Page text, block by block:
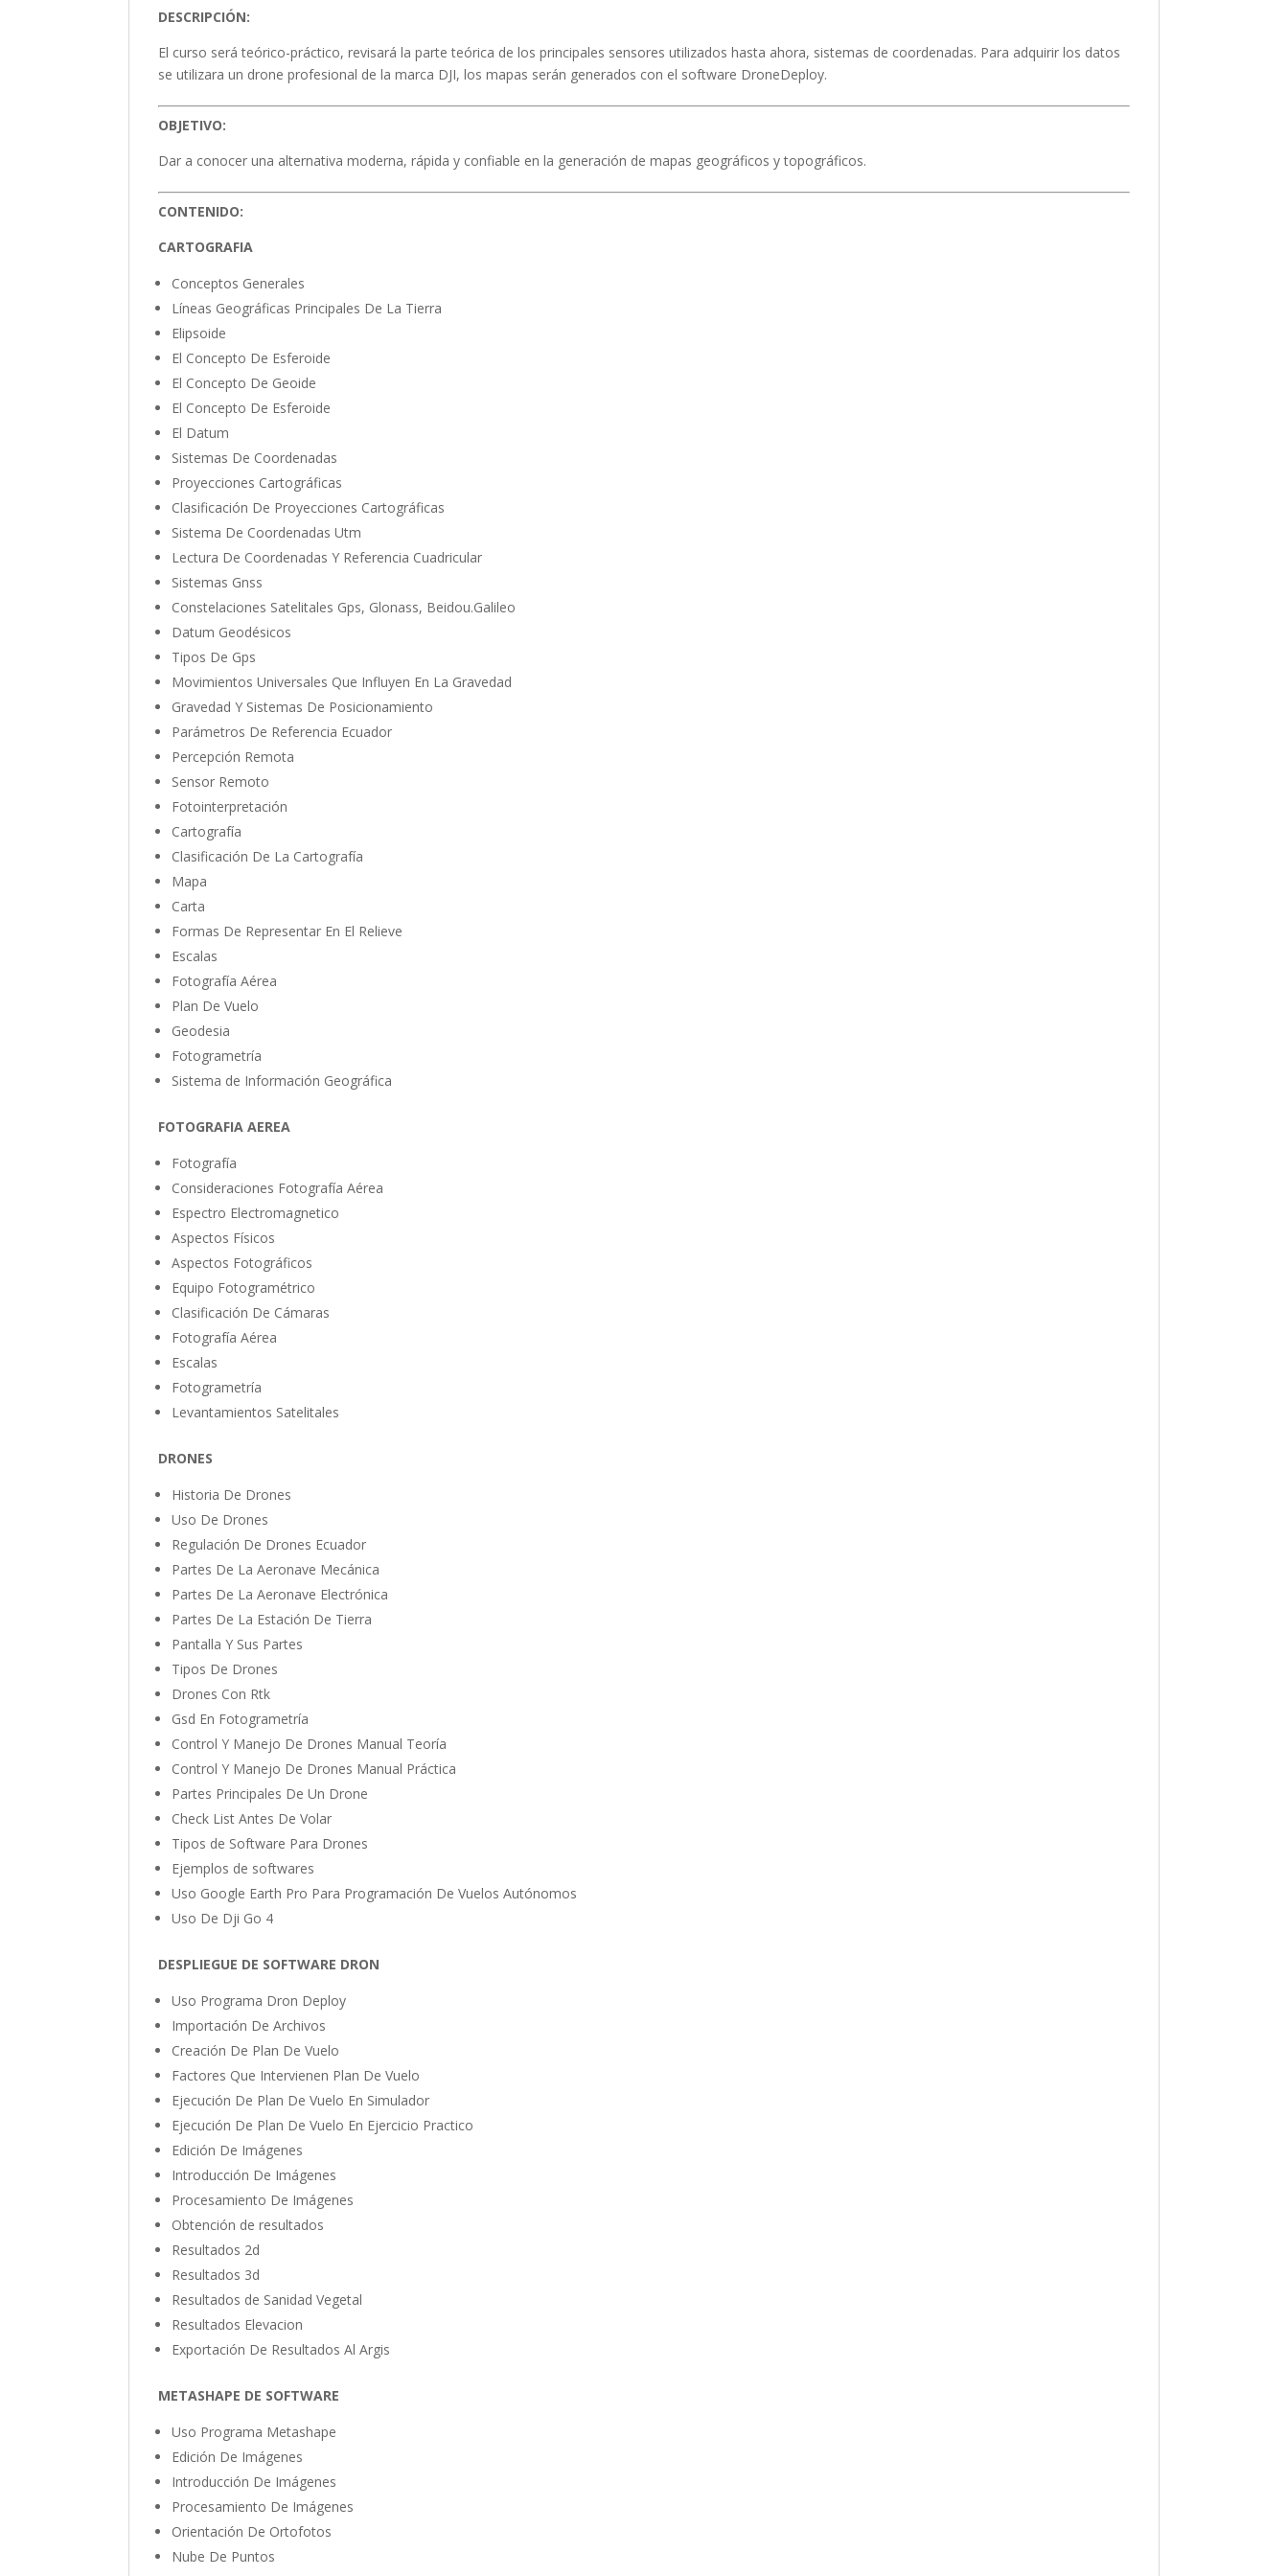
DESCRIPCIÓN:
El curso será teórico-práctico, revisará la parte teórica de los principales sensores utilizados hasta ahora, sistemas de coordenadas. Para adquirir los datos
se utilizara un drone profesional de la marca DJI, los mapas serán generados con el software DroneDeploy.
OBJETIVO:
Dar a conocer una alternativa moderna, rápida y confiable en la generación de mapas geográficos y topográficos.
CONTENIDO:
CARTOGRAFIA
Conceptos Generales
Líneas Geográficas Principales De La Tierra
Elipsoide
El Concepto De Esferoide
El Concepto De Geoide
El Concepto De Esferoide
El Datum
Sistemas De Coordenadas
Proyecciones Cartográficas
Clasificación De Proyecciones Cartográficas
Sistema De Coordenadas Utm
Lectura De Coordenadas Y Referencia Cuadricular
Sistemas Gnss
Constelaciones Satelitales Gps, Glonass, Beidou.Galileo
Datum Geodésicos
Tipos De Gps
Movimientos Universales Que Influyen En La Gravedad
Gravedad Y Sistemas De Posicionamiento
Parámetros De Referencia Ecuador
Percepción Remota
Sensor Remoto
Fotointerpretación
Cartografía
Clasificación De La Cartografía
Mapa
Carta
Formas De Representar En El Relieve
Escalas
Fotografía Aérea
Plan De Vuelo
Geodesia
Fotogrametría
Sistema de Información Geográfica
FOTOGRAFIA AEREA
Fotografía
Consideraciones Fotografía Aérea
Espectro Electromagnetico
Aspectos Físicos
Aspectos Fotográficos
Equipo Fotogramétrico
Clasificación De Cámaras
Fotografía Aérea
Escalas
Fotogrametría
Levantamientos Satelitales
DRONES
Historia De Drones
Uso De Drones
Regulación De Drones Ecuador
Partes De La Aeronave Mecánica
Partes De La Aeronave Electrónica
Partes De La Estación De Tierra
Pantalla Y Sus Partes
Tipos De Drones
Drones Con Rtk
Gsd En Fotogrametría
Control Y Manejo De Drones Manual Teoría
Control Y Manejo De Drones Manual Práctica
Partes Principales De Un Drone
Check List Antes De Volar
Tipos de Software Para Drones
Ejemplos de softwares
Uso Google Earth Pro Para Programación De Vuelos Autónomos
Uso De Dji Go 4
DESPLIEGUE DE SOFTWARE DRON
Uso Programa Dron Deploy
Importación De Archivos
Creación De Plan De Vuelo
Factores Que Intervienen Plan De Vuelo
Ejecución De Plan De Vuelo En Simulador
Ejecución De Plan De Vuelo En Ejercicio Practico
Edición De Imágenes
Introducción De Imágenes
Procesamiento De Imágenes
Obtención de resultados
Resultados 2d
Resultados 3d
Resultados de Sanidad Vegetal
Resultados Elevacion
Exportación De Resultados Al Argis
METASHAPE DE SOFTWARE
Uso Programa Metashape
Edición De Imágenes
Introducción De Imágenes
Procesamiento De Imágenes
Orientación De Ortofotos
Nube De Puntos